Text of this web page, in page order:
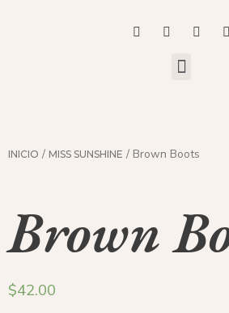
INICIO / MISS SUNSHINE / Brown Boots
Brown
$42.00